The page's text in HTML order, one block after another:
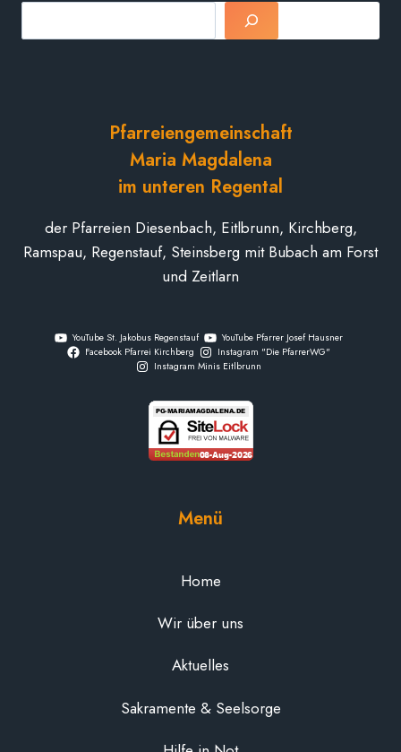
Suchen
Pfarreiengemeinschaft
Maria Magdalena
im unteren Regental
der Pfarreien Diesenbach, Eitlbrunn, Kirchberg,
Ramspau, Regenstauf, Steinsberg mit Bubach am Forst
und Zeitlarn
YouTube St. Jakobus Regenstauf
YouTube Pfarrer Josef Hausner
Facebook Pfarrei Kirchberg
Instagram "Die PfarrerWG"
Instagram Minis Eitlbrunn
Menü
Home
Wir über uns
Aktuelles
Sakramente & Seelsorge